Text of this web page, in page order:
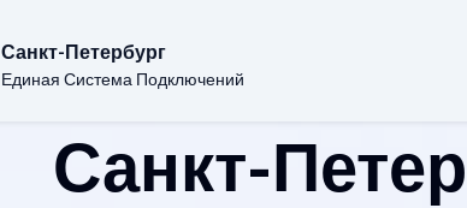
Санкт-Петербург
Единая Система Подключений
Санкт-